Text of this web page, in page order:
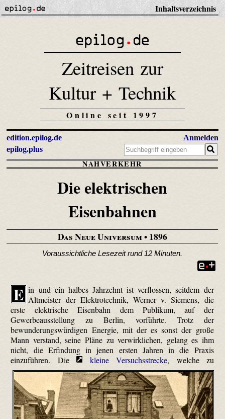
Inhaltsverzeichnis
Zeitreisen zur
Kultur + Technik
Online seit 1997
edition.epilog.de
epilog.plus
Anmelden
NAHVERKEHR
Die elektrischen
Eisenbahnen
Das Neue Universum• 1896
Voraussichtliche Lesezeit rund 12 Minuten.
E in und ein halbes Jahrzehnt ist verflossen, seitdem der
Altmeister der Elektrotechnik, Werner v. Siemens, die
erste elektrische Eisenbahn dem Publikum, auf der
Gewerbeausstellung zu Berlin, vorführte. Trotz der
bewunderungswürdigen Energie, mit der es sonst der große
Mann verstand, seine Pläne zu verwirklichen, gelang es ihm
nicht, die Erfindung in jenen ersten Jahren in die Praxis
einzuführen. Die kleine Versuchsstrecke, welche zu